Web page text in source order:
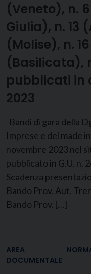
(Veneto), n.
Giulia), n. 13
(Molise), n.
(Basilicata),
pubblicati in
2023
Bandi di gara della
Imprese e del made
novembre 2023 nel
pubblicato in G.U. n.
Scadenza
Bando Prov. Aut.
Bando Prov. […]
AREA
DOCUMENTALE